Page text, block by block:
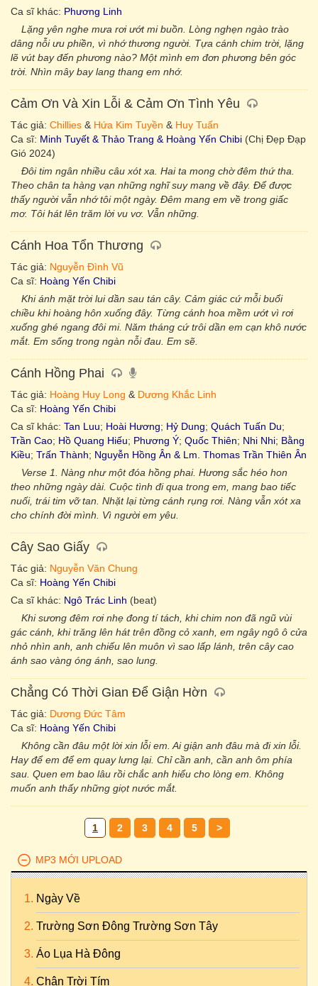
Ca sĩ khác: Phương Linh
Lặng yên nghe mưa rơi ướt mi buồn. Lòng nghẹn ngào trào
dâng nỗi ưu phiền, vì nhớ thương người. Tựa cánh chim trời, lặng
lẽ vút bay đến phương nào? Một mình em đơn phương bên góc
trời. Nhìn mây bay lang thang em nhớ.
Cảm Ơn Và Xin Lỗi & Cảm Ơn Tình Yêu
Tác giả: Chillies & Hứa Kim Tuyền & Huy Tuấn
Ca sĩ: Minh Tuyết & Thảo Trang & Hoàng Yến Chibi (Chị Đẹp Đạp
Gió 2024)
Đôi tim ngân nhiều câu xót xa. Hai ta mong chờ đêm thứ tha.
Theo chân ta hàng vạn những nghĩ suy mang về đây. Để được
thấy người vẫn nhớ tôi một ngày. Đêm mang em về trong giấc
mơ. Tôi hát lên trăm lời vu vơ. Vẫn những.
Cánh Hoa Tổn Thương
Tác giả: Nguyễn Đình Vũ
Ca sĩ: Hoàng Yến Chibi
Khi ánh mặt trời lui dần sau tán cây. Cảm giác cứ mỗi buổi
chiều khi hoàng hôn xuống đây. Từng cánh hoa mềm ướt vì rơi
xuống ghé ngang đôi mi. Năm tháng cứ trôi dần em cạn khô nước
mắt. Em sống trong ngàn nỗi đau. Em sẽ.
Cánh Hồng Phai
Tác giả: Hoàng Huy Long & Dương Khắc Linh
Ca sĩ: Hoàng Yến Chibi
Ca sĩ khác: Tan Luu; Hoài Hương; Hỷ Dung; Quách Tuấn Du;
Trần Cao; Hồ Quang Hiếu; Phương Ý; Quốc Thiên; Nhi Nhi; Bằng
Kiều; Trấn Thành; Nguyễn Hồng Ân & Lm. Thomas Trần Thiên Ân
Verse 1. Nàng như một đóa hồng phai. Hương sắc héo hon
theo những ngày dài. Cuộc tình đi qua trong em, mang bao tiếc
nuối, trái tim vỡ tan. Nhặt lại từng cánh rụng rơi. Nàng vẫn xót xa
cho chính đời mình. Vì người em yêu.
Cây Sao Giấy
Tác giả: Nguyễn Văn Chung
Ca sĩ: Hoàng Yến Chibi
Ca sĩ khác: Ngô Trác Linh (beat)
Khi sương đêm rơi nhẹ đong tí tách, khi chim non đã ngũ vùi
gác cánh, khi trăng lên hát trên đồng cỏ xanh, em ngây ngô ô cửa
nhỏ nhìn anh, anh chiếu lên muôn vì sao lấp lánh, trên cây cao
ánh sao vàng óng ánh, sao lung.
Chẳng Có Thời Gian Để Giận Hờn
Tác giả: Dương Đức Tâm
Ca sĩ: Hoàng Yến Chibi
Không cần đâu một lời xin lỗi em. Ai giận anh đâu mà đi xin lỗi.
Hay để em để em quay lưng lại. Chỉ cần anh, cần anh ôm phía
sau. Quen em bao lâu rồi chắc anh hiểu cho lòng em. Không
muốn anh thấy những giọt nước mắt.
1 2 3 4 5 >
MP3 MỚI UPLOAD
Ngày Về
Trường Sơn Đông Trường Sơn Tây
Áo Lụa Hà Đông
Chân Trời Tím